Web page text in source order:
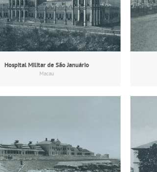
Hospital Militar de São Januário
Macau